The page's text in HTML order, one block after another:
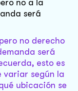
no a la
será
no derecho
será
esto es
variar según la
ubicación se